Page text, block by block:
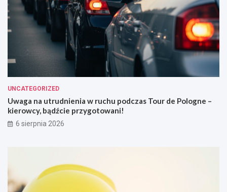
UNCATEGORIZED
Uwaga na utrudnienia w ruchu podczas Tour de Pologne –
kierowcy, bądźcie przygotowani!
6 sierpnia 2026